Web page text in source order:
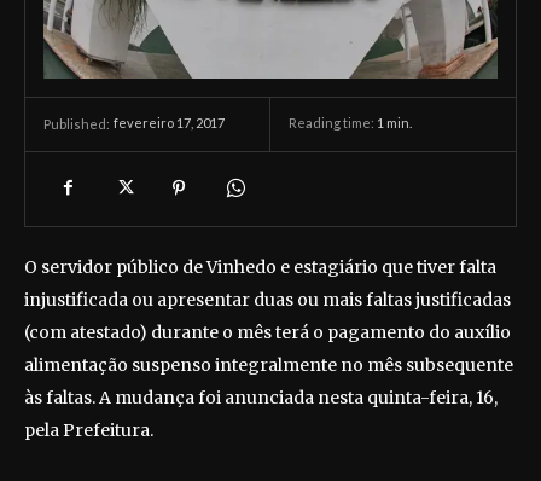
Published: fevereiro 17, 2017 Reading time: 1 min.
O servidor público de Vinhedo e estagiário que tiver falta
injustificada ou apresentar duas ou mais faltas justificadas
(com atestado) durante o mês terá o pagamento do auxílio
alimentação suspenso integralmente no mês subsequente
às faltas. A mudança foi anunciada nesta quinta-feira, 16,
pela Prefeitura.